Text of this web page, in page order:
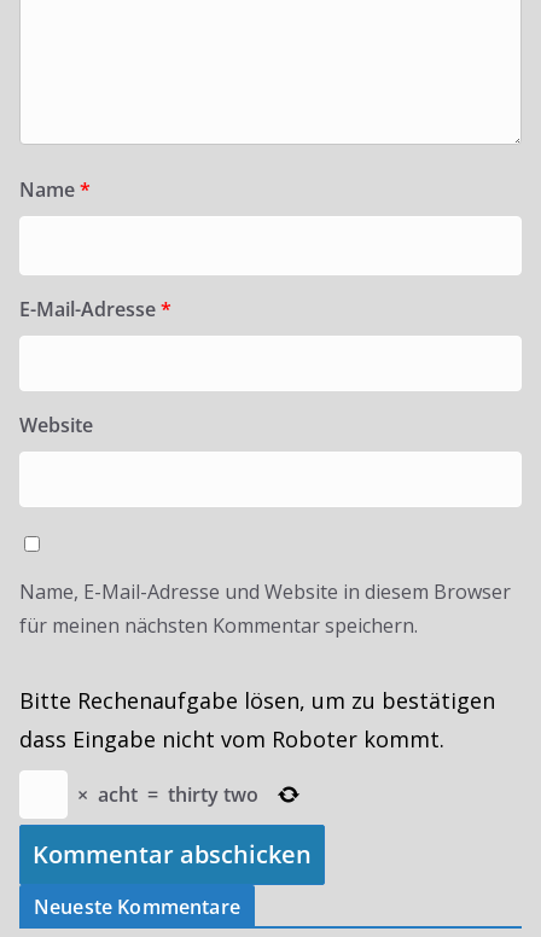
Name*
E-Mail-Adresse*
Website
Name, E-Mail-Adresse und Website in diesem Browser
für meinen nächsten Kommentar speichern.
Bitte Rechenaufgabe lösen, um zu bestätigen
dass Eingabe nicht vom Roboter kommt.
× acht = thirty two
Neueste Kommentare